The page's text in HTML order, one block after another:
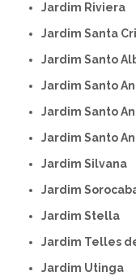
Jardim Riviera
Jardim Santa
Jardim Santo
Jardim Santo
Jardim Santo
Jardim Santo
Jardim Silvana
Jardim
Jardim Stella
Jardim Telles
Jardim Utinga